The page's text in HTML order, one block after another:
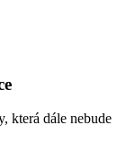
která dále nebude